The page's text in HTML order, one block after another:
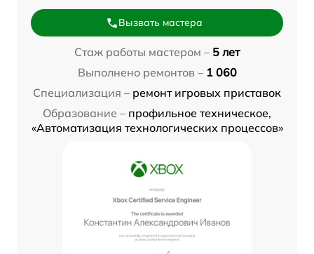
Вызвать мастера
Стаж работы мастером – 5 лет
Выполнено ремонтов – 1 060
Специализация – ремонт игровых приставок
Образование – профильное техническое,
«Автоматизация технологических процессов»